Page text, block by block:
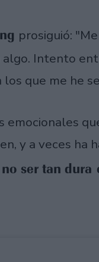
prosiguió:
Intento
que me he
emocionales
y a veces ha
ser tan